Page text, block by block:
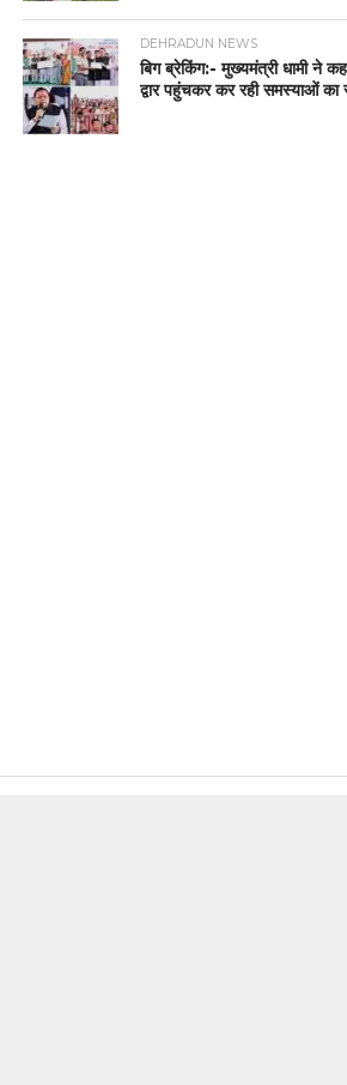
DEHRADUN NEWS
बिग ब्रेकिंग:- मुख्यमंत्री धामी ने
द्वार पहुंचकर कर रही समस्याओं का